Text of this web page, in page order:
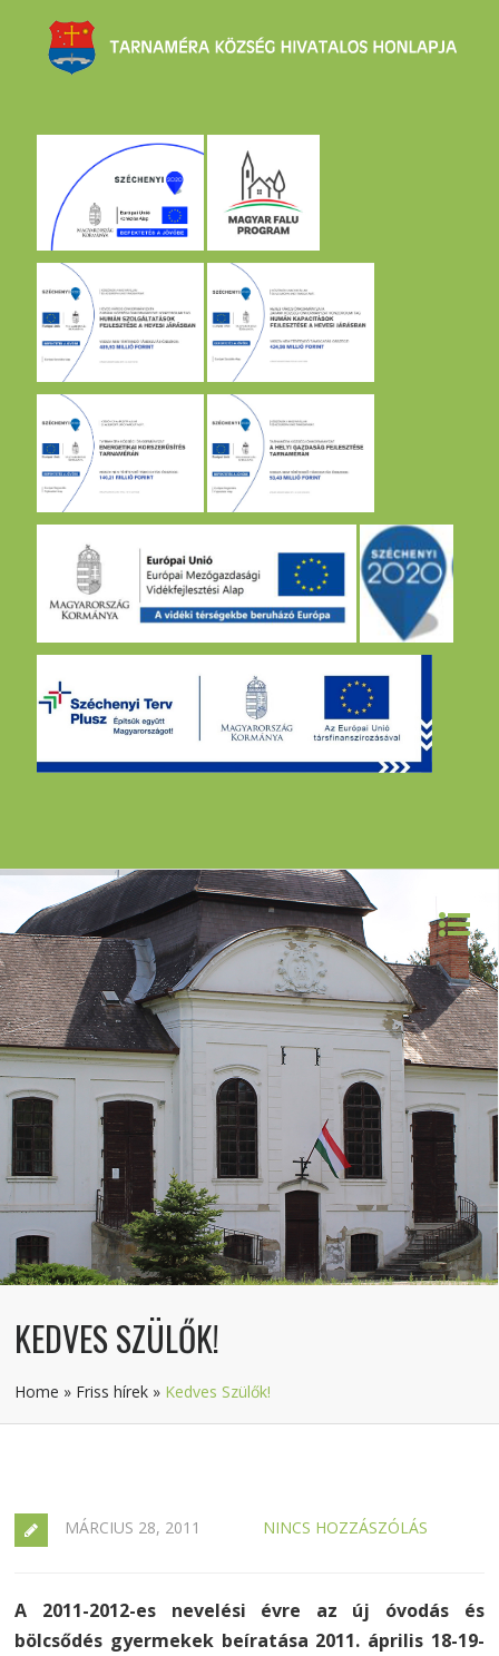
KEDVES SZÜLŐK!
Home » Friss hírek » Kedves Szülők!
MÁRCIUS 28, 2011 NINCS HOZZÁSZÓLÁS
A 2011-2012-es nevelési évre az új óvodás és
bölcsődés gyermekek beíratása 2011. április 18-19-